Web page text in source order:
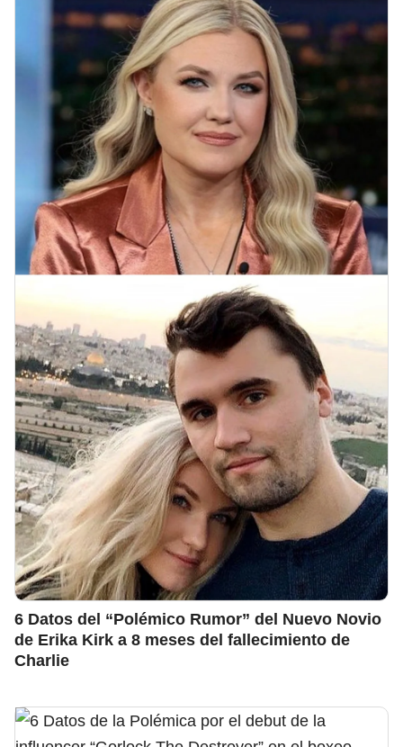
6 Datos del “Polémico Rumor” del Nuevo Novio
de Erika Kirk a 8 meses del fallecimiento de
Charlie